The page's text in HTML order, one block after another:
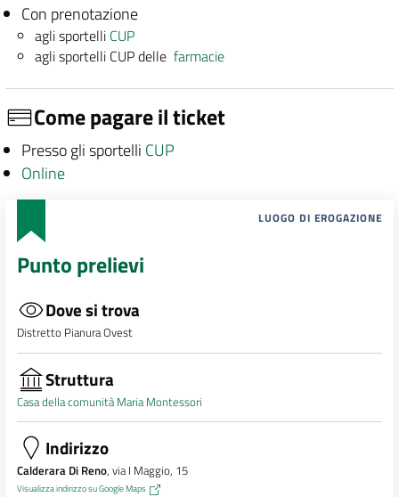
Con prenotazione
agli sportelli CUP
agli sportelli CUP dellefarmacie
Come pagare il ticket
Presso gli sportelli CUP
Online
LUOGO DI EROGAZIONE
Punto prelievi
Dove si trova
Distretto Pianura Ovest
Struttura
Casa della comunità Maria Montessori
Indirizzo
Calderara Di Reno, via I Maggio, 15
Visualizza indirizzo su Google Maps